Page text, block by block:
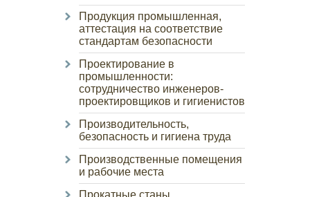
Продукция промышленная,
аттестация на соответствие
стандартам безопасности
Проектирование в
промышленности:
сотрудничество инженеров-
проектировщиков и гигиенистов
Производительность,
безопасность и гигиена труда
Производственные помещения
и рабочие места
Прокатные станы